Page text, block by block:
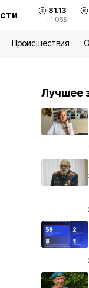
81.13
+1.06$
Происшествия
Лучшее